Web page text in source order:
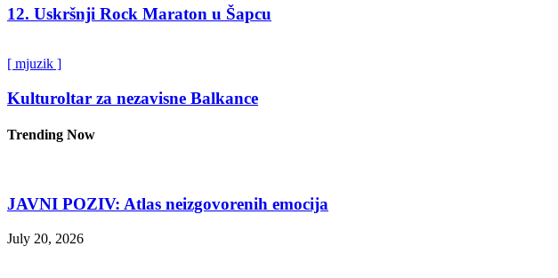
12. Uskršnji Rock Maraton u Šapcu
[ mjuzik ]
Kulturoltar za nezavisne Balkance
Trending Now
JAVNI POZIV: Atlas neizgovorenih emocija
July 20, 2026